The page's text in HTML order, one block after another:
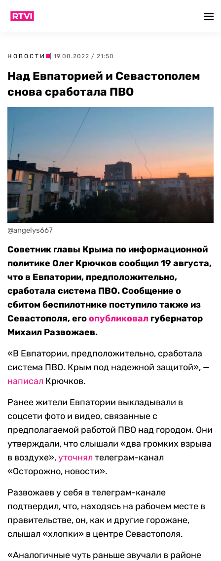
НОВОСТИ | 19.08.2022 / 21:50
Над Евпаторией и Севастополем
снова сработала ПВО
@angelys667
Советник главы Крыма по информационной
политике Олег Крючков сообщил 19 августа,
что в Евпатории, предположительно,
сработала система ПВО. Сообщение о
сбитом беспилотнике поступило также из
Севастополя, егоопубликовал губернатор
Михаил Развожаев.
«В Евпатории, предположительно, сработала
система ПВО. Крым под надежной защитой», —
написал Крючков.
Ранее жители Евпатории выкладывали в
соцсети фото и видео, связанные с
предполагаемой работой ПВО над городом. Они
утверждали, что слышали «два громких взрыва
в воздухе»,уточнял телеграм-канал
«Осторожно, новости».
Развожаев у себя в телеграм-канале
подтвердил, что, находясь на рабочем месте в
правительстве, он, как и другие горожане,
слышал «хлопки» в центре Севастополя.
«Аналогичные чуть раньше звучали в районе